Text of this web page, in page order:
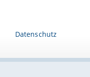
Datenschutz